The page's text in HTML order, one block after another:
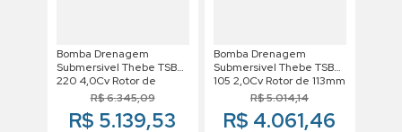
Bomba Drenagem
Submersivel Thebe TSB
220 4,0Cv Rotor de
132mm Trifasico Motor
R$6.345,09
R$ 5.139,53
Bomba Drenagem
Submersivel Thebe TSB
105 2,0Cv Rotor de 113mm
Trifasico Motor Weg IP68
R$5.014,14
R$ 4.061,46